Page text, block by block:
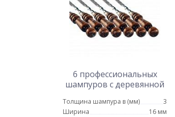
6 профессиональных
шампуров с деревянной
Толщина шампура в (мм)
3
Ширина
16 мм